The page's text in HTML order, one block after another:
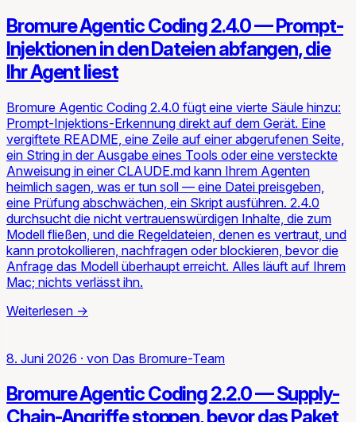
Bromure Agentic Coding 2.4.0 — Prompt-
Injektionen in den Dateien abfangen, die
Ihr Agent liest
Bromure Agentic Coding 2.4.0 fügt eine vierte Säule hinzu:
Prompt-Injektions-Erkennung direkt auf dem Gerät. Eine
vergiftete README, eine Zeile auf einer abgerufenen Seite,
ein String in der Ausgabe eines Tools oder eine versteckte
Anweisung in einer CLAUDE.md kann Ihrem Agenten
heimlich sagen, was er tun soll — eine Datei preisgeben,
eine Prüfung abschwächen, ein Skript ausführen. 2.4.0
durchsucht die nicht vertrauenswürdigen Inhalte, die zum
Modell fließen, und die Regeldateien, denen es vertraut, und
kann protokollieren, nachfragen oder blockieren, bevor die
Anfrage das Modell überhaupt erreicht. Alles läuft auf Ihrem
Mac; nichts verlässt ihn.
Weiterlesen →
8. Juni 2026 · von Das Bromure-Team
Bromure Agentic Coding 2.2.0 — Supply-
Chain-Angriffe stoppen, bevor das Paket